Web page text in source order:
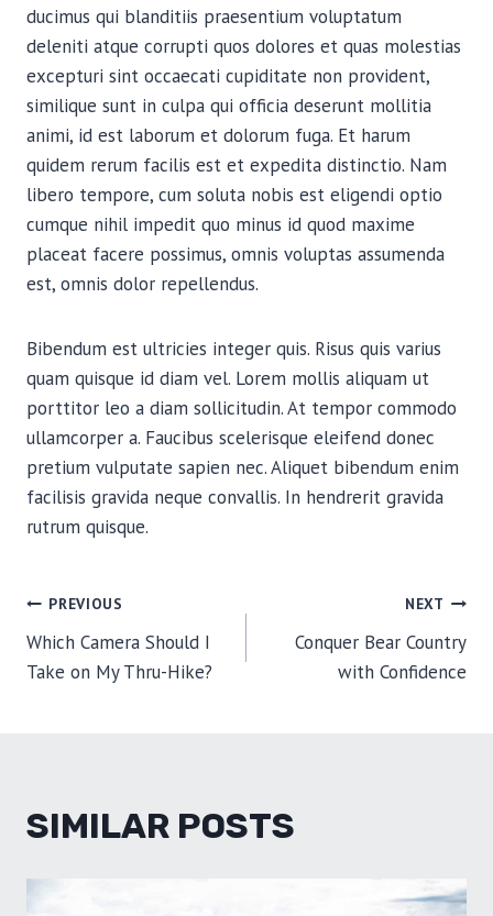
ducimus qui blanditiis praesentium voluptatum
deleniti atque corrupti quos dolores et quas molestias
excepturi sint occaecati cupiditate non provident,
similique sunt in culpa qui officia deserunt mollitia
animi, id est laborum et dolorum fuga. Et harum
quidem rerum facilis est et expedita distinctio. Nam
libero tempore, cum soluta nobis est eligendi optio
cumque nihil impedit quo minus id quod maxime
placeat facere possimus, omnis voluptas assumenda
est, omnis dolor repellendus.
Bibendum est ultricies integer quis. Risus quis varius
quam quisque id diam vel. Lorem mollis aliquam ut
porttitor leo a diam sollicitudin. At tempor commodo
ullamcorper a. Faucibus scelerisque eleifend donec
pretium vulputate sapien nec. Aliquet bibendum enim
facilisis gravida neque convallis. In hendrerit gravida
rutrum quisque.
POST
NAVIGATION
PREVIOUS
Which Camera Should I
Take on My Thru-Hike?
NEXT
Conquer Bear Country
with Confidence
SIMILAR POSTS